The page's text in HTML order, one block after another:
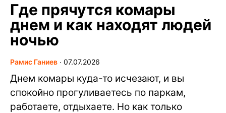
Где прячутся комары
днем и как находят людей
ночью
Рамис Ганиев ∙ 07.07.2026
Днем комары куда-то исчезают, и вы
спокойно прогуливаетесь по паркам,
работаете, отдыхаете. Но как только